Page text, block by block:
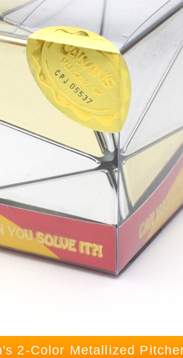
2-Color Metallized